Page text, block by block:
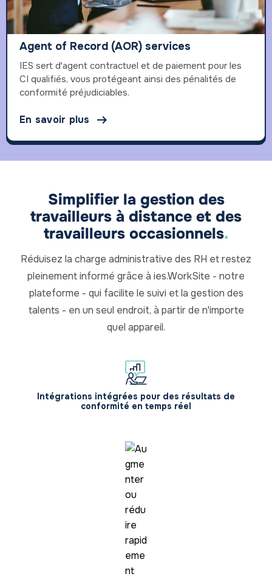
Agent of Record (AOR) services
IES sert d'agent contractuel et de paiement pour les
CI qualifiés, vous protégeant ainsi des pénalités de
conformité préjudiciables.
En savoir plus 
Simplifier la gestion des
travailleurs à distance et des
travailleurs occasionnels.
Réduisez la charge administrative des RH et restez
pleinement informé grâce à ies.WorkSite - notre
plateforme - qui facilite le suivi et la gestion des
talents - en un seul endroit, à partir de n'importe
quel appareil.
Intégrations intégrées pour des résultats de
conformité en temps réel